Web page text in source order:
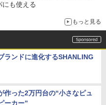
も使える
もっと見る
ランドに進化するSHANLING
作った2万円台の“小さなピュ
ーカー”